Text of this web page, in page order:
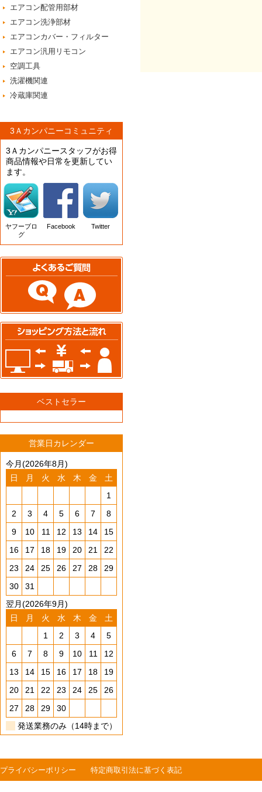
エアコン配管用部材
エアコン洗浄部材
エアコンカバー・フィルター
エアコン汎用リモコン
空調工具
洗濯機関連
冷蔵庫関連
3Ａカンパニーコミュニティ
3Ａカンパニースタッフがお得
商品情報や日常を更新してい
ます。
ヤフーブロ
グ
Facebook Twitter
ベストセラー
営業日カレンダー
今月(2026年8月)
日
月 火 水 木 金
土
1
2
3 4 5 6 7
8
9
10 11 12 13 14
15
16
17 18 19 20 21
22
23
24 25 26 27 28
29
30
31
翌月(2026年9月)
日
月 火 水 木 金
土
1
2 3 4
5
6
7 8 9 10 11
12
13
14 15 16 17 18
19
20
21 22 23 24 25
26
27
28 29
30
発送業務のみ（14時まで）
プライバシーポリシー 特定商取引法に基づく表記